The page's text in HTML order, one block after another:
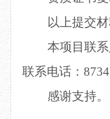
以上提交
本项目联
联系电话：
感谢支持。